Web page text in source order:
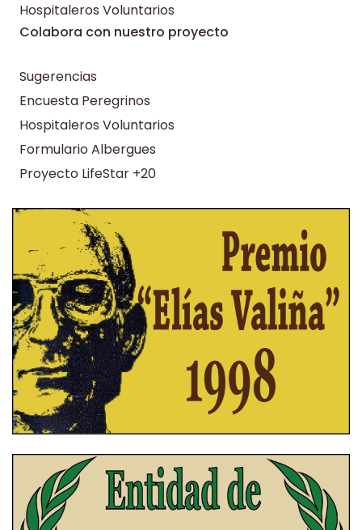
Hospitaleros Voluntarios
Colabora con nuestro proyecto
Sugerencias
Encuesta Peregrinos
Hospitaleros Voluntarios
Formulario Albergues
Proyecto LifeStar +20